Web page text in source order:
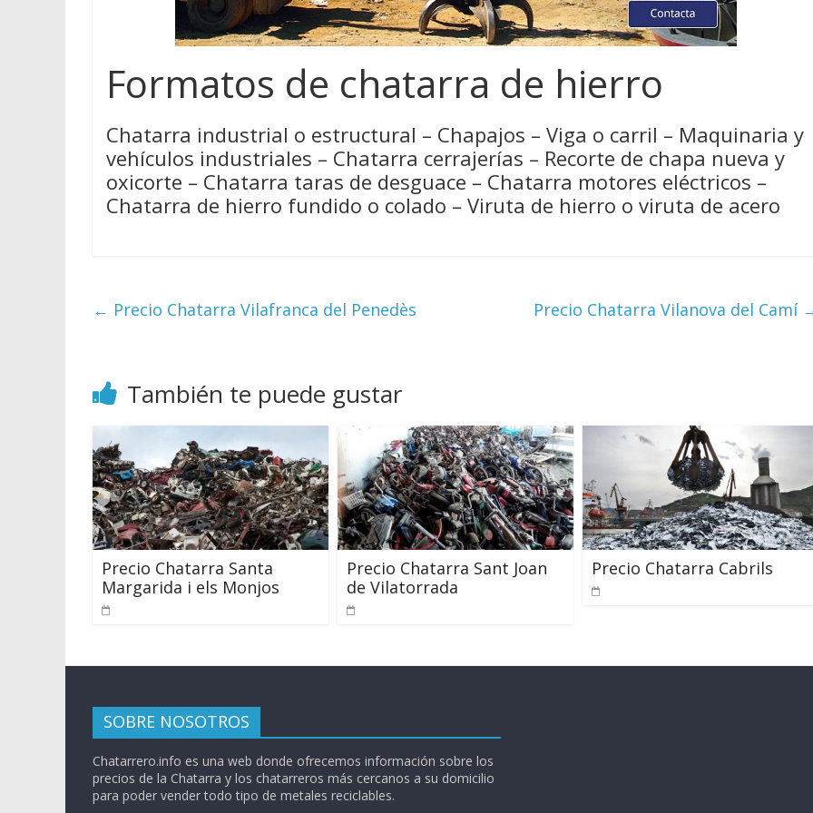
Formatos de chatarra de hierro
Chatarra industrial o estructural – Chapajos – Viga o carril – Maquinaria y
vehículos industriales – Chatarra cerrajerías – Recorte de chapa nueva y
oxicorte – Chatarra taras de desguace – Chatarra motores eléctricos –
Chatarra de hierro fundido o colado – Viruta de hierro o viruta de acero
← Precio Chatarra Vilafranca del Penedès Precio Chatarra Vilanova del Camí
También te puede gustar
Precio Chatarra Santa
Margarida i els Monjos
Precio Chatarra Sant Joan
de Vilatorrada
Precio Chatarra Cabrils
SOBRE NOSOTROS
Chatarrero.info es una web donde ofrecemos información sobre los
precios de la Chatarra y los chatarreros más cercanos a su domicilio
para poder vender todo tipo de metales reciclables.